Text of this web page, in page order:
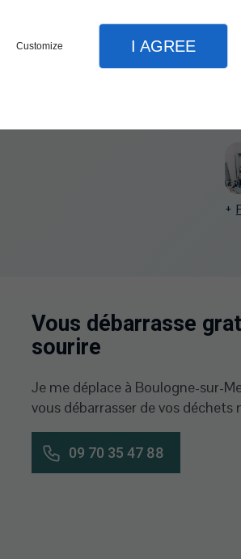
Customize I AGREE
24/02/2025
sur devis : astuces
vos coûts
Vous débarrasse
sourire
Je me déplace à Boulogne-sur-
vous débarrasser de vos déchets
09 70 35 47 88